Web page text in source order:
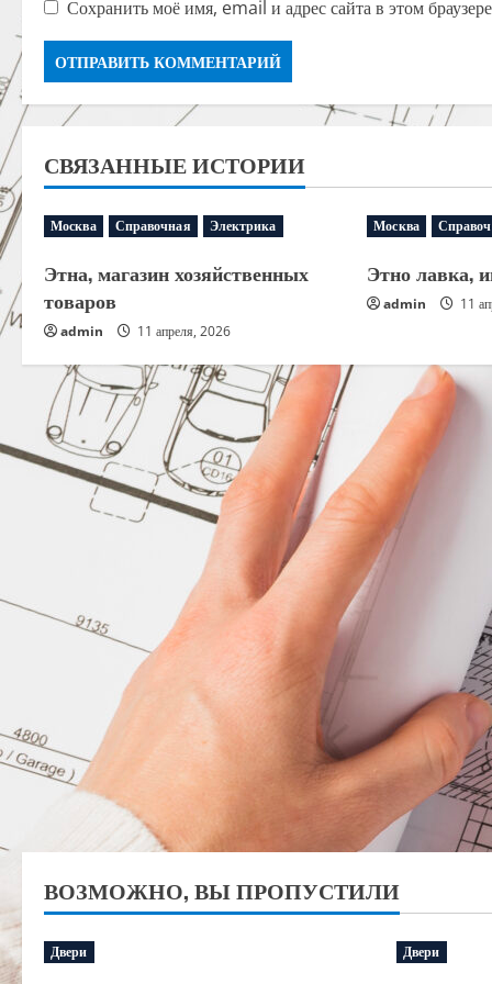
Сохранить моё имя, email и адрес сайта в этом
СВЯЗАННЫЕ ИСТОРИИ
Москва Справочная Электрика
Этна, магазин хозяйственных
товаров
admin 11 апреля, 2026
Москва
Этно лавка,
admin 11
ВОЗМОЖНО, ВЫ ПРОПУСТИЛИ
Двери Двери